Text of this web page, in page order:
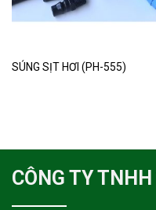
SÚNG SỊT HƠI (PH-555)
CÔNG TY TNHH